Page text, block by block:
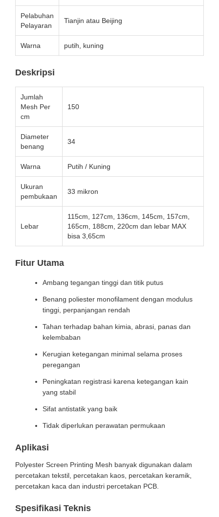
Pelabuhan
Pelayaran
Tianjin atau Beijing
Warna putih, kuning
Deskripsi
Jumlah
Mesh Per
cm
150
Diameter
benang
34
Warna Putih / Kuning
Ukuran
pembukaan
33 mikron
Lebar
115cm, 127cm, 136cm, 145cm, 157cm,
165cm, 188cm, 220cm dan lebar MAX
bisa 3,65cm
Fitur Utama
Ambang tegangan tinggi dan titik putus
Benang poliester monofilament dengan modulus
tinggi, perpanjangan rendah
Tahan terhadap bahan kimia, abrasi, panas dan
kelembaban
Kerugian ketegangan minimal selama proses
peregangan
Peningkatan registrasi karena ketegangan kain
yang stabil
Sifat antistatik yang baik
Tidak diperlukan perawatan permukaan
Aplikasi
Polyester Screen Printing Mesh banyak digunakan dalam
percetakan tekstil, percetakan kaos, percetakan keramik,
percetakan kaca dan industri percetakan PCB.
Spesifikasi Teknis